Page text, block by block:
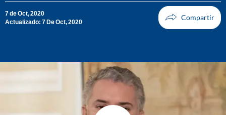
7 de Oct, 2020
Actualizado: 7 De Oct, 2020